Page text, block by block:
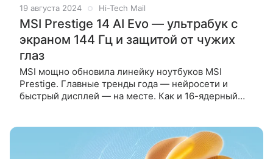
19 августа 2024 Hi-Tech Mail
MSI Prestige 14 AI Evo — ультрабук с
экраном 144 Гц и защитой от чужих
глаз
MSI мощно обновила линейку ноутбуков MSI
Prestige. Главные тренды года — нейросети и
быстрый дисплей — на месте. Как и 16-ядерный